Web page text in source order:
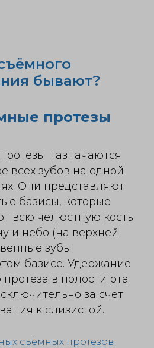
бывают?
протезы
назначаются
всех зубов на одной
Они представляют
базисы, которые
всю челюстную кость
и небо (на верхней
зубы
базисе. Удержание
в полости рта
за счет
к слизистой.
съёмных протезов